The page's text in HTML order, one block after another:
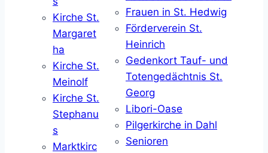
Kirche St.
Margaret
ha
Kirche St.
Meinolf
Kirche St.
Stephanu
s
Marktkirc
Frauen in St. Hedwig
Förderverein St.
Heinrich
Gedenkort Tauf- und
Totengedächtnis St.
Georg
Libori-Oase
Pilgerkirche in Dahl
Senioren